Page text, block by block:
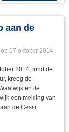
aan de
17 oktober 2014
2014, rond de
kreeg de
en de
een melding van
de Cesar